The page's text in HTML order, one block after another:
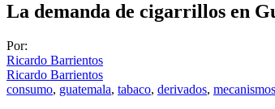
La demanda de cigarrillos en
Por:
Ricardo Barrientos
Ricardo Barrientos
consumo, guatemala, tabaco, derivados,